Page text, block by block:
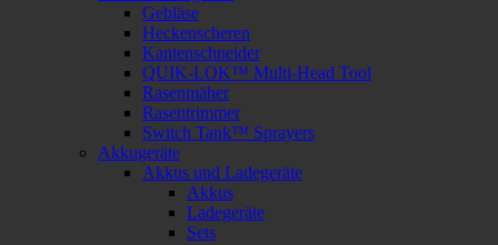
Gebläse
Heckenscheren
Kantenschneider
QUIK-LOK™ Multi-Head Tool
Rasenmäher
Rasentrimmer
Switch Tank™ Sprayers
Akkugeräte
Akkus und Ladegeräte
Akkus
Ladegeräte
Sets